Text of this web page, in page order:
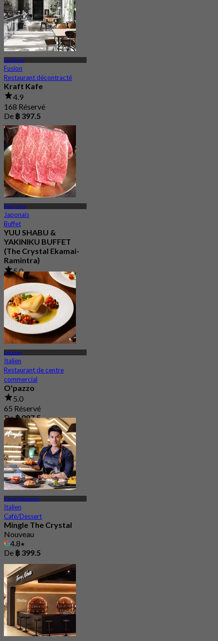
Ladphrao
Fusion
Restaurant décontracté
Kraft Kafe
4.9
168 Réservé
De ฿ 397.5
Ram Intra
Japonais
Buffet
YUU SHABU &
YAKINIKU BUFFET
(The Crystal Ekamai-
Ramintra)
5.0
294 Réservé
De
฿ 550
Ladprao
Italien
Restaurant de centre
commercial
O'pazzo
5.0
65 Réservé
De฿ 897.5
Kaset Nawamin
Italien
Café/Dessert
Mingle The Crystal
Nouveau
4.8
De ฿ 399.5